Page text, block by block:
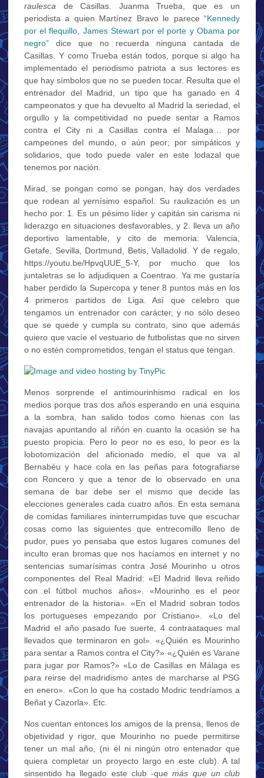
raulesca de Casillas. Juanma Trueba, que es un
periodista a quien Martínez Bravo le parece “Kennedy
por el flequillo, James Stewart por el porte y Obama por
negro” dice que no recuerda ninguna cantada de
Casillas. Y como Trueba están todos, porque si algo ha
implementado el periodismo patriota a sus lectores es
que hay símbolos que no se pueden tocar. Resulta que el
entrenador del Madrid, un tipo que ha ganado en 4
campeonatos y que ha devuelto al Madrid la seriedad, el
orgullo y la competitividad no puede sentar a Ramos
contra el City ni a Casillas contra el Malaga… por
campeones del mundo, o aún peor; por simpáticos y
solidarios, que todo puede valer en este lodazal que
tenemos por nación.
Mirad, se pongan como se pongan, hay dos verdades
que rodean al yernísimo español. Su raulización es un
hecho por: 1. Es un pésimo líder y capitán sin carisma ni
liderazgo en situaciones desfavorables, y 2. lleva un año
deportivo lamentable, y cito de memoria: Valencia,
Getafe, Sevilla, Dortmund, Betis, Valladolid. Y de regalo,
https://youtu.be/HpvqUUE_5-Y, por mucho que los
juntaletras se lo adjudiquen a Coentrao. Ya me gustaría
haber perdido la Supercopa y tener 8 puntos más en los
4 primeros partidos de Liga. Así que celebro que
tengamos un entrenador con carácter, y no sólo deseo
que se quede y cumpla su contrato, sino que además
quiero que vacíe el vestuario de futbolistas que no sirven
o no estén comprometidos, tengan el status que tengan.
Menos sorprende el antimourinhismo radical en los
medios porque tras dos años esperando en una esquina
a la sombra, han salido todos como hienas con las
navajas apuntando al riñón en cuanto la ocasión se ha
puesto propicia. Pero lo peor no es eso, lo peor es la
lobotomización del aficionado medio, el que va al
Bernabéu y hace cola en las peñas para fotografiarse
con Roncero y que a tenor de lo observado en una
semana de bar debe ser el mismo que decide las
elecciones generales cada cuatro años. En esta semana
de comidas familiares ininterrumpidas tuve que escuchar
cosas como las siguientes que entrecomillo lleno de
pudor, pues yo pensaba que estos lugares comunes del
inculto eran bromas que nos hacíamos en internet y no
sentencias sumarísimas contra José Mourinho u otros
componentes del Real Madrid: «El Madrid lleva reñido
con el fútbol muchos años». «Mourinho es el peor
entrenador de la historia». «En el Madrid sobran todos
los portugueses empezando por Cristiano». «Lo del
Madrid el año pasado fue suerte, 4 contraataques mal
llevados que terminaron en gol». «¿Quién es Mourinho
para sentar a Ramos contra el City?» «¿Quién es Varane
para jugar por Ramos?» «Lo de Casillas en Málaga es
para reirse del madridismo antes de marcharse al PSG
en enero». «Con lo que ha costado Modric tendríamos a
Beñat y Cazorla». Etc.
Nos cuentan entonces los amigos de la prensa, llenos de
objetividad y rigor, que Mourinho no puede permitirse
tener un mal año, (ni él ni ningún otro entenador que
quiera completar un proyecto largo en este club). A tal
sinsentido ha llegado este club -quemás que un club